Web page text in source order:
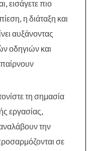
εισάγετε πιο
η διάταξη και
αυξάνοντας
οδηγιών και
τη σημασία
εργασίας,
την
σε